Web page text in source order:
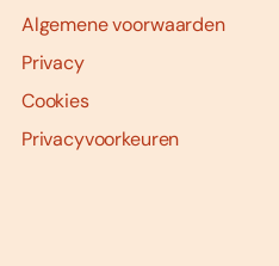
Algemene voorwaarden
Privacy
Cookies
Privacyvoorkeuren